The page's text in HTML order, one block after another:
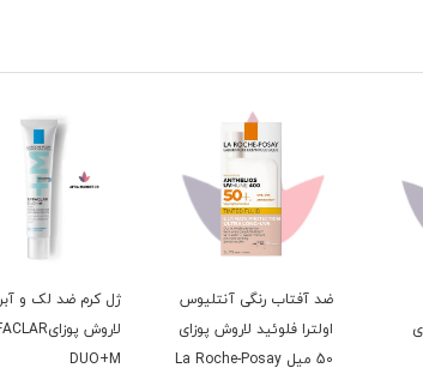
ضد آفتاب رنگی آنتلیوس
اولترا فلوئید لاروش پوزای
50 میل La Roche-Posay
ژل کرم ضد لک و آبرسان
لاروش پوزایEFFACLAR
DUO+M